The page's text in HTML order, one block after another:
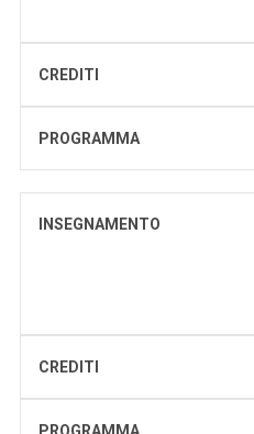
CREDITI
PROGRAMMA
INSEGNAMENTO
CREDITI
PROGRAMMA